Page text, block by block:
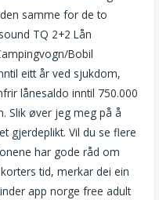
samme for de to
TQ 2+2 Lån
Bobil
eitt år ved sjukdom,
lånesaldo inntil 750.000
Slik øver jeg meg på å
gjerdeplikt. Vil du se flere
har gode råd om
tid, merkar dei ein
app norge free adult